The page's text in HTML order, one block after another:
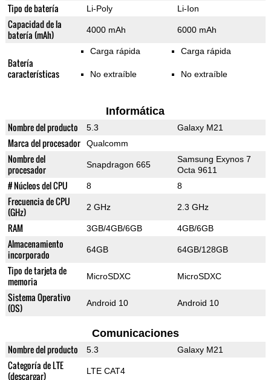
Tipo de batería Li-Poly Li-Ion
Capacidad de la
batería (mAh)
4000 mAh 6000 mAh
Batería
características
Carga rápida
No extraíble
Carga rápida
No extraíble
Informática
Nombre del producto 5.3 Galaxy M21
Marca del procesador Qualcomm
Nombre del
procesador
Snapdragon 665
Samsung Exynos 7
Octa 9611
# Núcleos del CPU 8 8
Frecuencia de CPU
(GHz)
2 GHz 2.3 GHz
RAM 3GB/4GB/6GB 4GB/6GB
Almacenamiento
incorporado
64GB 64GB/128GB
Tipo de tarjeta de
memoria
MicroSDXC MicroSDXC
Sistema Operativo
(OS)
Android 10 Android 10
Comunicaciones
Nombre del producto 5.3 Galaxy M21
Categoría de LTE
(descargar)
LTE CAT4